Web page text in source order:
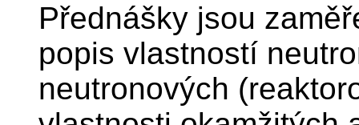
Přednášky jsou
popis vlastností
neutronových